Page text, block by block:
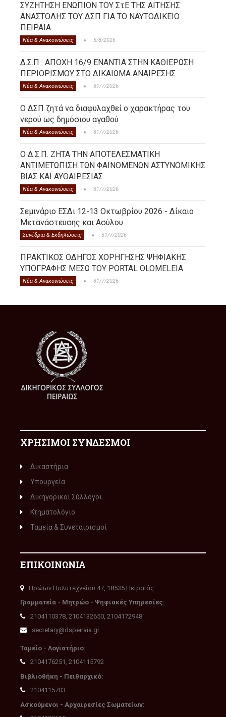
ΣΥΖΗΤΗΣΗ ΕΝΩΠΙΟΝ ΤΟΥ ΣτΕ ΤΗΣ ΑΙΤΗΣΗΣ
ΑΝΑΣΤΟΛΗΣ ΤΟΥ ΔΣΠ ΓΙΑ ΤΟ ΝΑΥΤΟΔΙΚΕΙΟ
ΠΕΙΡΑΙΑ
Νέα & Ανακοινώσεις 5/8/2026
Δ.Σ.Π : ΑΠΟΧΗ 16/9 ΕΝΑΝΤΙΑ ΣΤΗΝ ΚΑΘΙΕΡΩΣΗ
ΠΕΡΙΟΡΙΣΜΟΥ ΣΤΟ ΔΙΚΑΙΩΜΑ ΑΝΑΙΡΕΣΗΣ
Νέα & Ανακοινώσεις 31/7/2026
Ο ΔΣΠ ζητά να διαφυλαχθεί ο χαρακτήρας του
νερού ως δημόσιου αγαθού
Νέα & Ανακοινώσεις 31/7/2026
Ο Δ.Σ.Π. ΖΗΤΑ ΤΗΝ ΑΠΟΤΕΛΕΣΜΑΤΙΚΗ
ΑΝΤΙΜΕΤΩΠΙΣΗ ΤΩΝ ΦΑΙΝΟΜΕΝΩΝ ΑΣΤΥΝΟΜΙΚΗΣ
ΒΙΑΣ ΚΑΙ ΑΥΘΑΙΡΕΣΙΑΣ
Νέα & Ανακοινώσεις 31/7/2026
Σεμινάριο ΕΣΔι 12-13 Οκτωβρίου 2026 - Δίκαιο
Μετανάστευσης και Ασύλου
Συνέδρια & Εκδηλώσεις 31/7/2026
ΠΡΑΚΤΙΚΟΣ ΟΔΗΓΟΣ ΧΟΡΗΓΗΣΗΣ ΨΗΦΙΑΚΗΣ
ΥΠΟΓΡΑΦΗΣ ΜΕΣΩ ΤΟΥ PORTAL OLOMELEIA
Νέα & Ανακοινώσεις 31/7/2026
ΧΡΗΣΙΜΟΙ ΣΥΝΔΕΣΜΟΙ
Δικαστήρια
Υπουργεία
Δικηγορικοί Σύλλογοι
Κτηματολόγιο
Ταμεία & Συνεταιρισμοί
ΕΠΙΚΟΙΝΩΝΙΑ
Ηρώων Πολυτεχνείου 47, 18535 Πειραιάς
Γραμματεία - Μητρώο - Ψηφιακές Υπηρεσίες:
2104110378, 2104132650, 2104172948
secretary@dspeiraia.gr
Ταμείο - Λογιστήριο:
2104176251, 2104115792
Βιβλιοθήκη - Πειθαρχικό:
2104115703
Ασκούμενοι - Αρχαιρεσίες Σωματείων: